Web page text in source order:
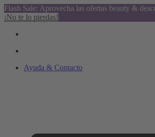
Flash Sale: Aprovecha las ofertas beauty &
¡No te lo pierdas!
Ayuda & Contacto